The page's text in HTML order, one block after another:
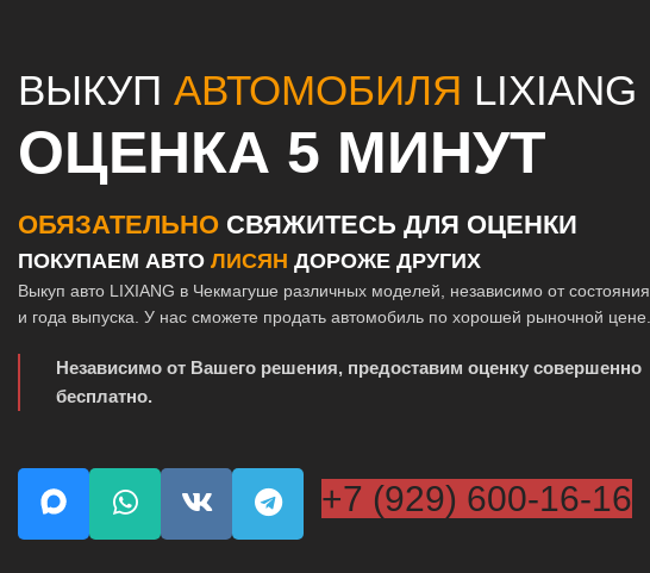
ВЫКУП АВТОМОБИЛЯ LIXIANG
ОЦЕНКА 5 МИНУТ
ОБЯЗАТЕЛЬНО СВЯЖИТЕСЬ ДЛЯ ОЦЕНКИ
ПОКУПАЕМ АВТО ЛИСЯН ДОРОЖЕ ДРУГИХ
Выкуп авто LIXIANG в Чекмагуше различных моделей, независимо от состояния
и года выпуска. У нас сможете продать автомобиль по хорошей рыночной цене.
Независимо от Вашего решения, предоставим оценку совершенно
бесплатно.
+7 (929) 600-16-16